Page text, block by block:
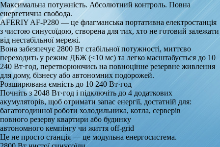
Максимальна потужність. Абсолютний контроль. Повна
енергетична свобода.
AFERIY AF-P280 — це флагманська портативна електростанція
з чистою синусоїдою, створена для тих, хто не готовий залежати
від нестабільної мережі.
Вона забезпечує 2800 Вт стабільної потужності, миттєво
переходить у режим ДБЖ (<10 мс) та легко масштабується до 10
240 Вт·год, перетворюючись на повноцінне резервне живлення
для дому, бізнесу або автономних подорожей.
Розширювана ємність до 10 240 Вт·год
Почніть з 2048 Вт·год і підключіть до 4 додаткових
акумуляторів, щоб отримати запас енергії, достатній для:
багатогодинної роботи холодильника, котла, серверів
повного резерву квартири або будинку
автономного кемпінгу чи життя off-grid
Це не просто станція — це модульна енергосистема.